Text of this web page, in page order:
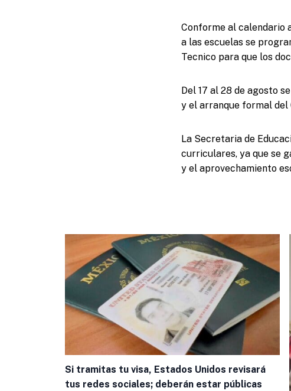
Conforme al calendario
a las escuelas se
Tecnico para que los
Del 17 al 28 de agosto
y el arranque formal del
La Secretaria de
curriculares, ya que se
y el aprovechamiento
Si tramitas tu visa, Estados Unidos revisará
tus redes sociales; deberán estar públicas